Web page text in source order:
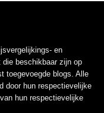
en
die beschikbaar zijn op
toegevoegde blogs. Alle
door hun respectievelijke
hun respectievelijke